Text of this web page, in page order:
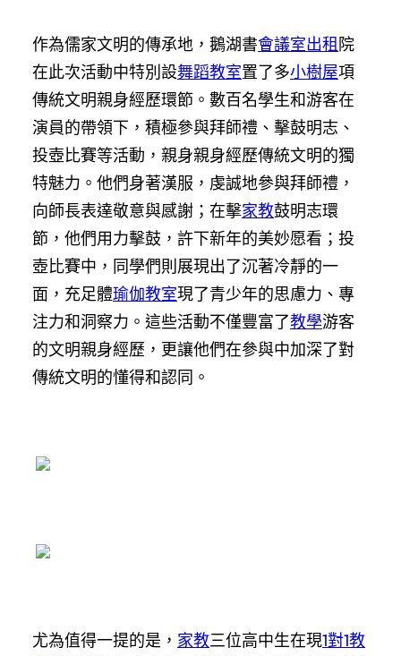
作為儒家文明的傳承地，鵝湖書會議室出租院
在此次活動中特別設舞蹈教室置了多小樹屋項
傳統文明親身經歷環節。數百名學生和游客在
演員的帶領下，積極參與拜師禮、擊鼓明志、
投壺比賽等活動，親身親身經歷傳統文明的獨
特魅力。他們身著漢服，虔誠地參與拜師禮，
向師長表達敬意與感謝；在擊家教鼓明志環
節，他們用力擊鼓，許下新年的美妙愿看；投
壺比賽中，同學們則展現出了沉著冷靜的一
面，充足體瑜伽教室現了青少年的思慮力、專
注力和洞察力。這些活動不僅豐富了教學游客
的文明親身經歷，更讓他們在參與中加深了對
傳統文明的懂得和認同。
尤為值得一提的是， 家教三位高中生在現1對1教